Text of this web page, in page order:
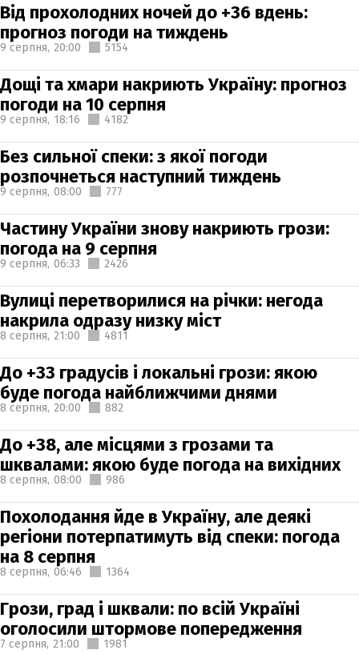
Від прохолодних ночей до +36 вдень:
прогноз погоди на тиждень
9 серпня, 20:00 5154
Дощі та хмари накриють Україну: прогноз
погоди на 10 серпня
9 серпня, 18:16 4182
Без сильної спеки: з якої погоди
розпочнеться наступний тиждень
9 серпня, 08:00 777
Частину України знову накриють грози:
погода на 9 серпня
9 серпня, 06:33 2426
Вулиці перетворилися на річки: негода
накрила одразу низку міст
8 серпня, 21:00 4811
До +33 градусів і локальні грози: якою
буде погода найближчими днями
8 серпня, 20:00 882
До +38, але місцями з грозами та
шквалами: якою буде погода на вихідних
8 серпня, 08:00 986
Похолодання йде в Україну, але деякі
регіони потерпатимуть від спеки: погода
на 8 серпня
8 серпня, 06:46 1364
Грози, град і шквали: по всій Україні
оголосили штормове попередження
7 серпня, 21:00 1981